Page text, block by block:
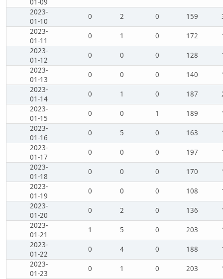
01-09
2023-
01-10
0 2 0 159
2023-
01-11
0 1 0 172
2023-
01-12
0 0 0 128
2023-
01-13
0 0 0 140
2023-
01-14
0 1 0 187
2023-
01-15
0 0 1 189
2023-
01-16
0 5 0 163
2023-
01-17
0 0 0 197
2023-
01-18
0 0 0 170
2023-
01-19
0 0 0 108
2023-
01-20
0 2 0 136
2023-
01-21
1 5 0 203
2023-
01-22
0 4 0 188
2023-
01-23
0 1 0 203